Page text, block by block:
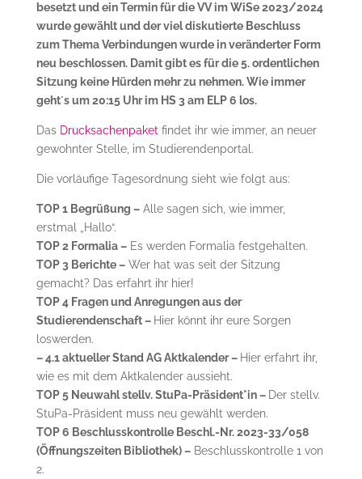
besetzt und ein Termin für die VV im WiSe 2023/2024
wurde gewählt und der viel diskutierte Beschluss
zum Thema Verbindungen wurde in veränderter Form
neu beschlossen. Damit gibt es für die 5. ordentlichen
Sitzung keine Hürden mehr zu nehmen. Wie immer
geht´s um 20:15 Uhr im HS 3 am ELP 6 los.
Das Drucksachenpaket findet ihr wie immer, an neuer
gewohnter Stelle, im Studierendenportal.
Die vorläufige Tagesordnung sieht wie folgt aus:
TOP 1 Begrüßung –Alle sagen sich, wie immer,
erstmal „Hallo“.
TOP 2 Formalia –Es werden Formalia festgehalten.
TOP 3 Berichte –Wer hat was seit der Sitzung
gemacht? Das erfahrt ihr hier!
TOP 4 Fragen und Anregungen aus der
Studierendenschaft – Hier könnt ihr eure Sorgen
loswerden.
– 4.1 aktueller Stand AG Aktkalender – Hier erfahrt ihr,
wie es mit dem Aktkalender aussieht.
TOP 5 Neuwahl stellv. StuPa-Präsident*in – Der stellv.
StuPa-Präsident muss neu gewählt werden.
TOP 6 Beschlusskontrolle Beschl.-Nr. 2023-33/058
(Öffnungszeiten Bibliothek) –Beschlusskontrolle 1 von
2.